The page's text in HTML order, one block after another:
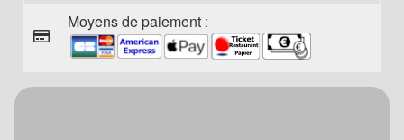
Moyens de paiement :